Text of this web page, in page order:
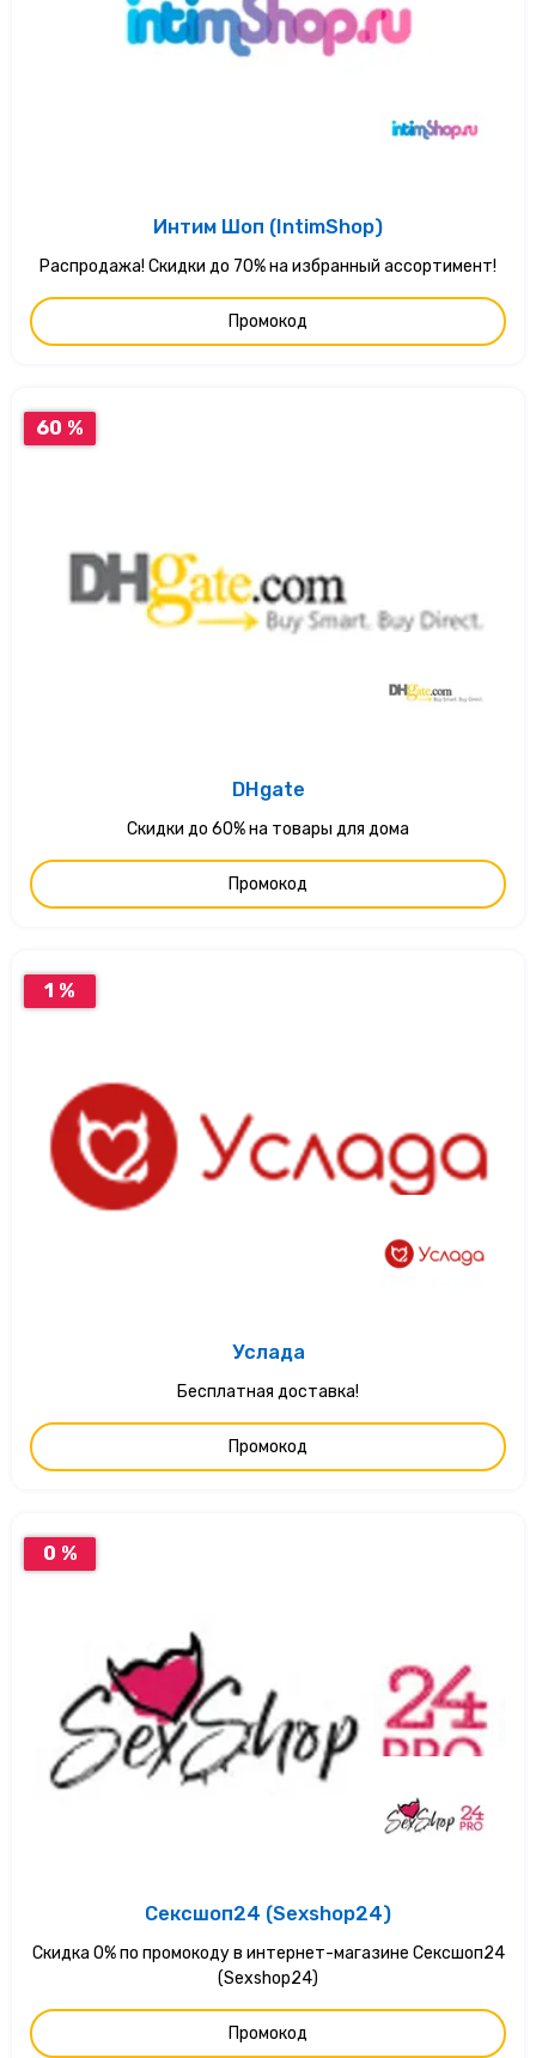
Интим Шоп (IntimShop)
Распродажа! Скидки до 70% на избранный ассортимент!
Промокод
60 %
DHgate
Скидки до 60% на товары для дома
Промокод
1 %
Услада
Бесплатная доставка!
Промокод
0 %
Сексшоп24 (Sexshop24)
Скидка 0% по промокоду в интернет-магазине Сексшоп24
(Sexshop24)
Промокод